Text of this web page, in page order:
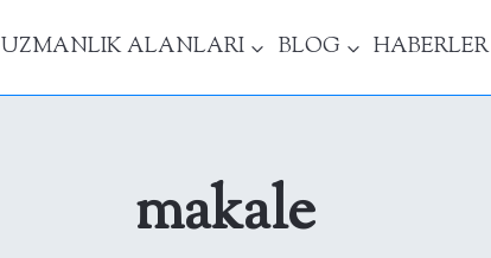
UZMANLIK ALANLARI BLOG HABERLER
makale